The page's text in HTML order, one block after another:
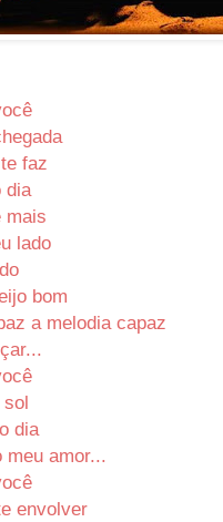
faz
dia
mais
lado
bom
a melodia capaz
sol
dia
meu amor...
envolver